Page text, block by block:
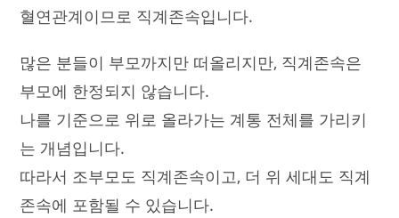
혈연관계이므로 직계존속입니다.
많은 분들이 부모까지만 떠올리지만, 직계존속은
부모에 한정되지 않습니다.
나를 기준으로 위로 올라가는 계통 전체를 가리키
는 개념입니다.
따라서 조부모도 직계존속이고, 더 위 세대도 직계
존속에 포함될 수 있습니다.